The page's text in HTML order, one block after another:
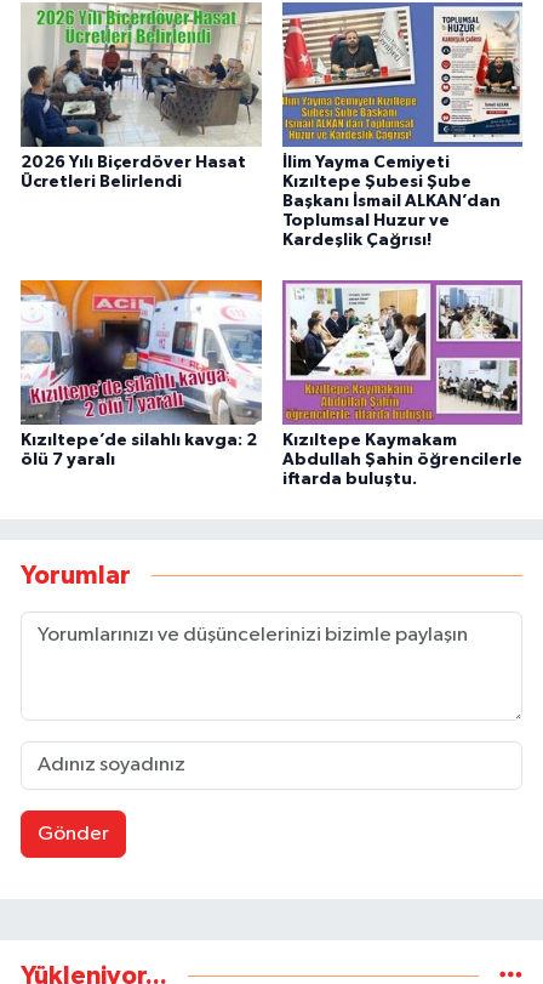
2026 Yılı Biçerdöver Hasat
Ücretleri Belirlendi
İlim Yayma Cemiyeti
Kızıltepe Şubesi Şube
Başkanı İsmail ALKAN’dan
Toplumsal Huzur ve
Kardeşlik Çağrısı!
Kızıltepe’de silahlı kavga: 2
ölü 7 yaralı
Kızıltepe Kaymakam
Abdullah Şahin öğrencilerle
iftarda buluştu.
Yorumlar
Gönder
Yükleniyor...